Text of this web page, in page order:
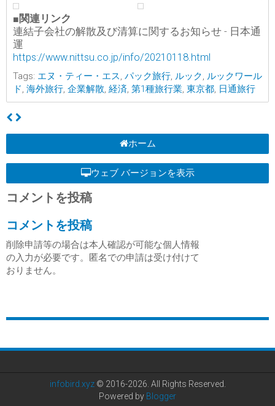
■関連リンク
連結子会社の解散及び清算に関するお知らせ - 日本通
運
https://www.nittsu.co.jp/info/20210118.html
Tags: エヌ・ティー・エス, パック旅行, ルック, ルックワール
ド, 海外旅行, 企業解散, 経済, 第1種旅行業, 東京都, 日通旅行
ホーム
ウェブ バージョンを表示
コメントを投稿
コメントを投稿
削除申請等の場合は本人確認が可能な個人情報
の入力が必要です。匿名での申請は受け付けて
おりません。
infobird.xyz© 2016-2026. All Rights Reserved.
Powered by Blogger